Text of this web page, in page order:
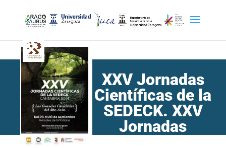
XXV Jornadas
Científicas de la
SEDECK. XXV
Jornadas